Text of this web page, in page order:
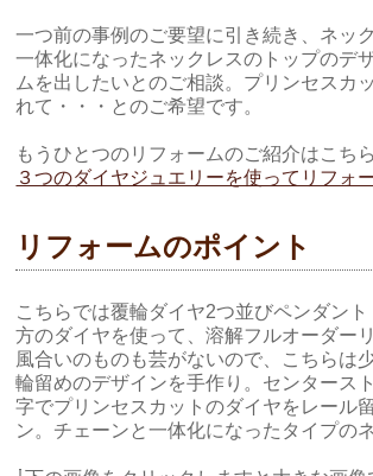
一つ前の事例のご要望に引き続き、ネッ
一体化になったネックレスのトップのデ
ムを出したいとのご相談。プリンセスカ
れて・・・とのご希望です。
もうひとつのリフォームのご紹介はこちら
３つのダイヤジュエリーを使ってリフォ
リフォームのポイント
こちらでは覆輪ダイヤ2つ並びペンダン
方のダイヤを使って、溶解フルオーダー
風合いのものも芸がないので、こちらは
輪留めのデザインを手作り。センタース
字でプリンセスカットのダイヤをレール
ン。チェーンと一体化になったタイプの